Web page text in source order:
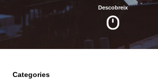
Descobreix
Categories